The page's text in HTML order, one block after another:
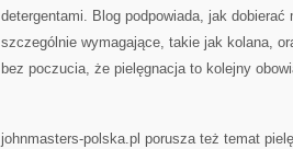
detergentami. Blog podpowiada, jak
szczególnie wymagające, takie jak kolana,
bez poczucia, że pielęgnacja to kolejny
johnmasters-polska.pl porusza też temat